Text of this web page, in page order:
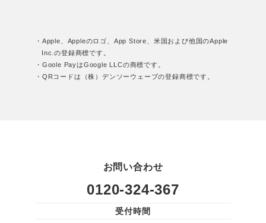
・Apple、Appleのロゴ、App Store、米国および他国のApple
Inc.の登録商標です。
・Goole PayはGoogle LLCの商標です。
・QRコードは（株）デンソーウェーブの登録商標です。
お問い合わせ
0120-324-367
受付時間